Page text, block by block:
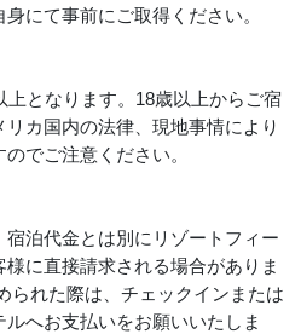
にて事前にご取得ください。
となります。18歳以上からご宿
カ国内の法律、現地事情により
でご注意ください。
泊代金とは別にリゾートフィー
様に直接請求される場合がありま
られた際は、チェックインまたは
へお支払いをお願いいたしま